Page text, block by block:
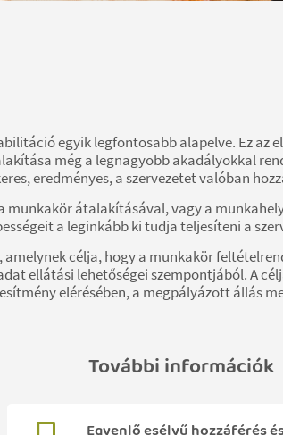
egyik legfontosabb alapelve. Ez
még a legnagyobb akadályokkal
eredményes, a szervezetet valóban
munkakör átalakításával, vagy a
a leginkább ki tudja teljesíteni a
célja, hogy a munkakör
ellátási lehetőségei szempontjából. A
elérésében, a megpályázott állás
További információk